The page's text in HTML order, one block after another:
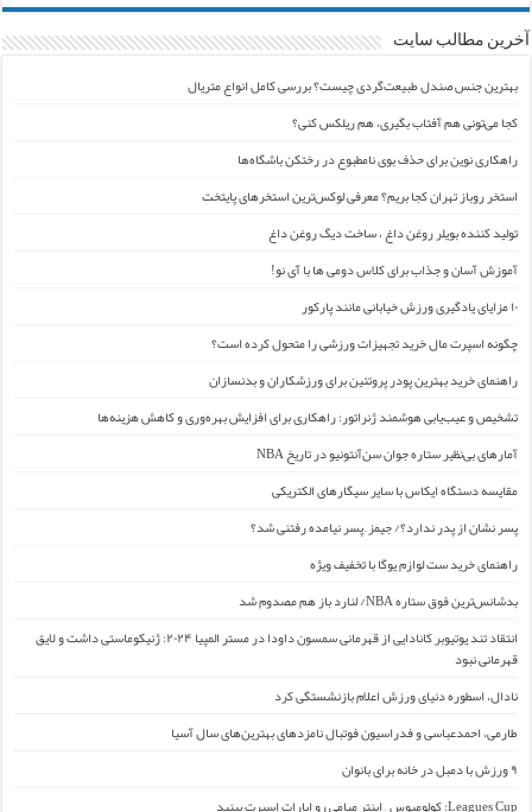
آخرین مطالب سایت
بهترین جنس صندل طبیعت‌گردی چیست؟ بررسی کامل انواع متریال
کجا می‌تونی هم آفتاب بگیری، هم ریلکس کنی؟
راهکاری نوین برای حذف بوی نامطبوع در رختکن باشگاه‌ها
استخر روباز تهران کجا بریم؟ معرفی لوکس‌ترین استخرهای پایتخت
تولید کننده بویلر روغن داغ ، ساخت دیگ روغن داغ
آموزش آسان و جذاب برای کلاس دومی ها با آی نو!
۱۰ مزایای یادگیری ورزش خیابانی مانند پارکور
چگونه اسپرت مال خرید تجهیزات ورزشی را متحول کرده است؟
راهنمای خرید بهترین پودر پروتئین برای ورزشکاران و بدنسازان
تشخیص و عیب‌یابی هوشمند ژنراتور: راهکاری برای افزایش بهره‌وری و کاهش هزینه‌ها
آمارهای بی‌نظیر ستاره جوان سن‌آنتونیو در تاریخ NBA
مقایسه دستگاه ایکاس با سایر سیگارهای الکتریکی
پسر نشان از پدر ندارد؟/ جیمز ِ پسر نیامده رفتنی شد؟
راهنمای خرید ست لوازم یوگا با تخفیف ویژه
بدشانس‌ترین فوق ستاره NBA/ لنارد باز هم مصدوم شد
انتقاد تند یوتیوبر کانادایی از قهرمانی سمسون داودا در مستر المپیا ۲۰۲۴: ژنیکوماستی داشت و لایق
قهرمانی نبود
نادال، اسطوره دنیای ورزش اعلام بازنشستگی کرد
طارمی، احمدعباسی و فدراسیون فوتبال نامزدهای بهترین‌های سال آسیا
۹ ورزش با دمبل در خانه برای بانوان
Leagues Cup: کولومبوس – اینتر میامی رو اپارات اسپرت ببنید